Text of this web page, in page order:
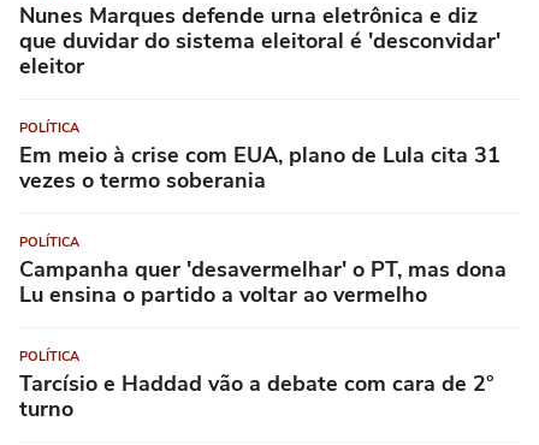
Nunes Marques defende urna eletrônica e diz
que duvidar do sistema eleitoral é 'desconvidar'
eleitor
POLÍTICA
Em meio à crise com EUA, plano de Lula cita 31
vezes o termo soberania
POLÍTICA
Campanha quer 'desavermelhar' o PT, mas dona
Lu ensina o partido a voltar ao vermelho
POLÍTICA
Tarcísio e Haddad vão a debate com cara de 2°
turno